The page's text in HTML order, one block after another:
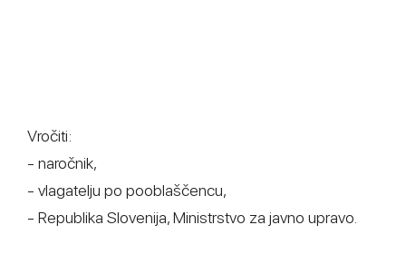
Vročiti:
- naročnik,
- vlagatelju po pooblaščencu,
- Republika Slovenija, Ministrstvo za javno upravo.